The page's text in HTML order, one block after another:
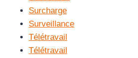
Surcharge
Surveillance
Télétravail
Télétravail